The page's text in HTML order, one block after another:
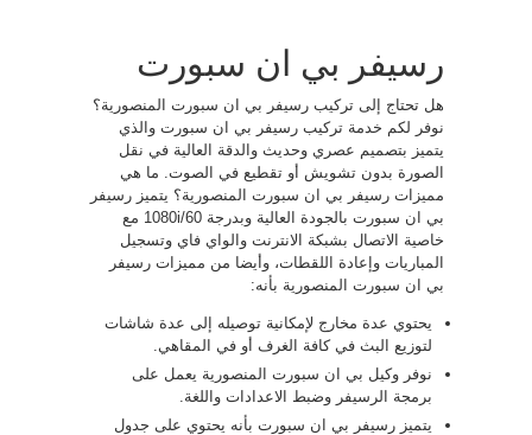
رسيفر بي ان سبورت
هل تحتاج إلى تركيب رسيفر بي ان سبورت المنصورية؟
نوفر لكم خدمة تركيب رسيفر بي ان سبورت والذي
يتميز بتصميم عصري وحديث والدقة العالية في نقل
الصورة بدون تشويش أو تقطيع في الصوت. ما هي
مميزات رسيفر بي ان سبورت المنصورية؟ يتميز رسيفر
بي ان سبورت بالجودة العالية وبدرجة 1080i/60 مع
خاصية الاتصال بشبكة الانترنت والواي فاي وتسجيل
المباريات وإعادة اللقطات، وأيضا من مميزات رسيفر
بي ان سبورت المنصورية بأنه:
يحتوي عدة مخارج لإمكانية توصيله إلى عدة شاشات
لتوزيع البث في كافة الغرف أو في المقاهي.
نوفر وكيل بي ان سبورت المنصورية يعمل على
برمجة الرسيفر وضبط الاعدادات واللغة.
يتميز رسيفر بي ان سبورت بأنه يحتوي على جدول